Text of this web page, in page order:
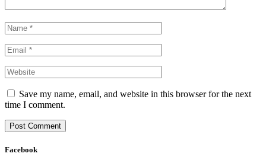
Save my name, email, and website in this browser for the next
time I comment.
Facebook